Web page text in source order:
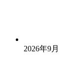
2026年9月